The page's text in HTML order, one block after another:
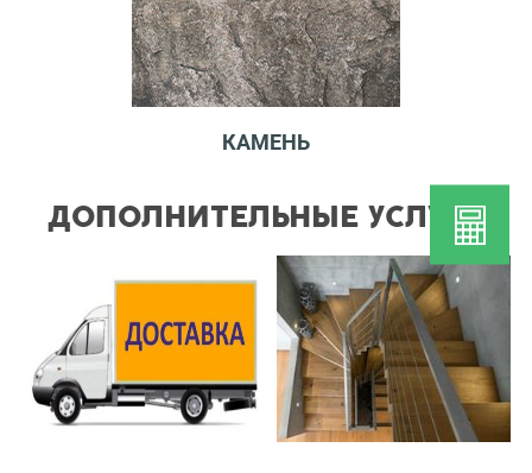
КАМЕНЬ
ДОПОЛНИТЕЛЬНЫЕ УСЛУГИ